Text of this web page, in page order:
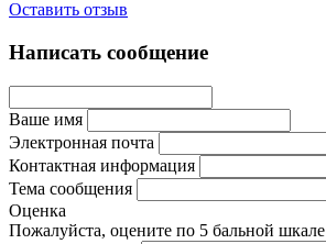
Оставить отзыв
Написать сообщение
Ваше имя
Электронная почта
Контактная информация
Тема сообщения
Оценка
Пожалуйста, оцените по 5 бальной шкале